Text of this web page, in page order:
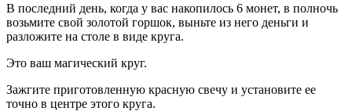
В последний день, когда у вас накопилось 6 монет, в полночь
возьмите свой золотой горшок, выньте из него деньги и
разложите на столе в виде круга.
Это ваш магический круг.
Зажгите приготовленную красную свечу и установите ее
точно в центре этого круга.